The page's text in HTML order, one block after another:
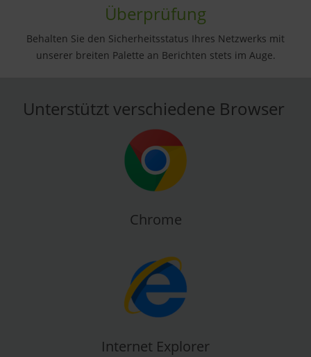
Überprüfung
Behalten Sie den Sicherheitsstatus Ihres Netzwerks mit
unserer breiten Palette an Berichten stets im Auge.
Unterstützt verschiedene Browser
Chrome
Internet Explorer